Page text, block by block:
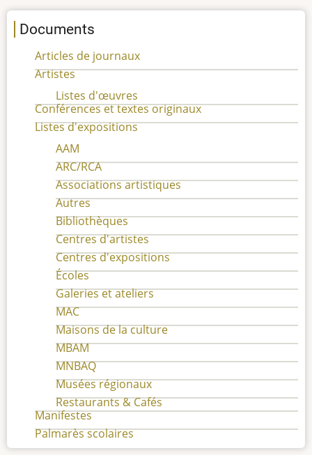
Documents
Articles de journaux
Artistes
Listes d'œuvres
Conférences et textes originaux
Listes d'expositions
AAM
ARC/RCA
Associations artistiques
Autres
Bibliothèques
Centres d'artistes
Centres d'expositions
Écoles
Galeries et ateliers
MAC
Maisons de la culture
MBAM
MNBAQ
Musées régionaux
Restaurants & Cafés
Manifestes
Palmarès scolaires